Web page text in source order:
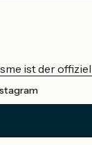
ist der